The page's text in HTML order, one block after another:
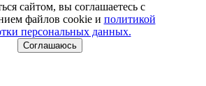
сайтом, вы соглашаетесь с
файлов cookie и политикой
персональных данных.
Соглашаюсь